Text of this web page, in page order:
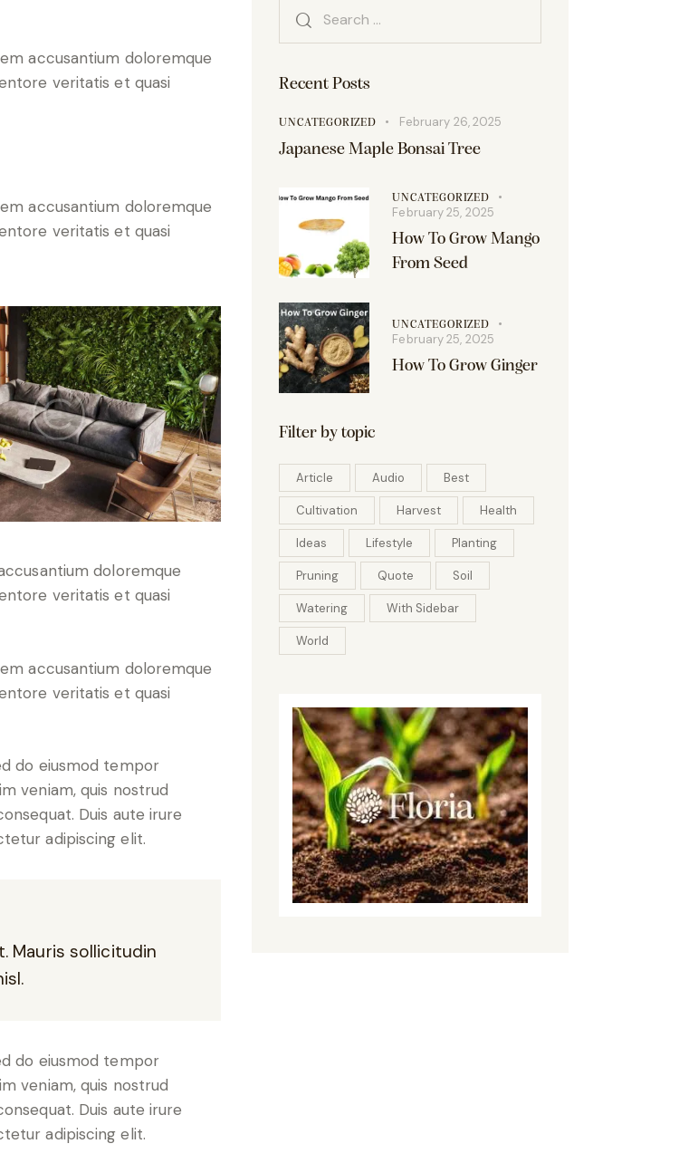
accusantium doloremque
veritatis et quasi
accusantium doloremque
veritatis et quasi
doloremque
veritatis et quasi
accusantium doloremque
veritatis et quasi
do eiusmod tempor
veniam, quis nostrud
Duis aute irure
adipiscing elit.
Mauris sollicitudin
do eiusmod tempor
veniam, quis nostrud
Duis aute irure
adipiscing elit.
Recent Posts
UNCATEGORIZED February 26, 2025
Japanese Maple Bonsai Tree
UNCATEGORIZED
February 25, 2025
How To Grow Mango
From Seed
UNCATEGORIZED
February 25, 2025
How To Grow Ginger
Filter by topic
Article Audio Best
Cultivation Harvest Health
Ideas Lifestyle Planting
Pruning Quote Soil
Watering With Sidebar
World